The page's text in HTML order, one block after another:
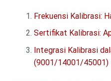
Frekuensi Kalibrasi:
Sertifikat Kalibrasi:
Integrasi Kalibrasi
(9001/14001/45001)